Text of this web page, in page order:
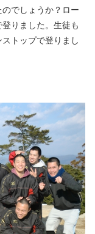
でしょうか？ロー
りました。生徒も
トップで登りまし